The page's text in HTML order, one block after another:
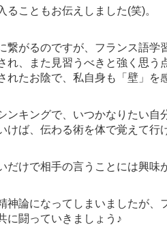
ることもお伝えしました(笑)。
繋がるのですが、フランス語学
れ、また見習うべきと強く思う
れたお陰で、私自身も「壁」を
ンキングで、いつかなりたい
けば、伝わる術を体で覚えて行
だけで相手の言うことには興味
神論になってしまいましたが
に闘っていきましょう♪